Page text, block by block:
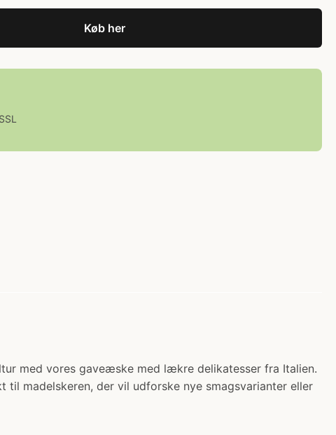
Køb her
med vores gaveæske med lækre delikatesser fra Italien.
madelskeren, der vil udforske nye smagsvarianter eller